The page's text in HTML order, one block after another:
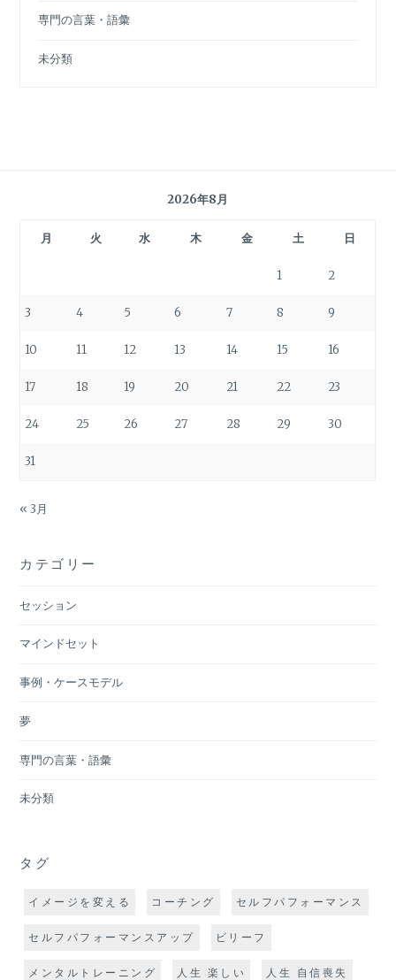
専門の言葉・語彙
未分類
2026年8月
月 火 水 木 金 土 日
1 2
3 4 5 6 7 8 9
10 11 12 13 14 15 16
17 18 19 20 21 22 23
24 25 26 27 28 29 30
31
« 3月
カテゴリー
セッション
マインドセット
事例・ケースモデル
夢
専門の言葉・語彙
未分類
タグ
イメージを変える コーチング セルフパフォーマンス
セルフパフォーマンスアップ ビリーフ
メンタルトレーニング 人生 楽しい 人生 自信喪失